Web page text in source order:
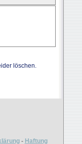
löschen.
- Haftung